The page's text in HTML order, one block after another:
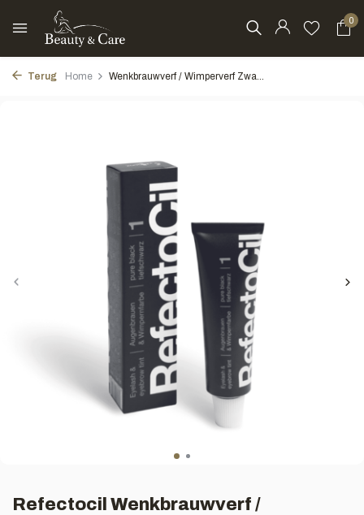
0
Terug Home Wenkbrauwverf / Wimperverf Zwa...
Refectocil Wenkbrauwverf /